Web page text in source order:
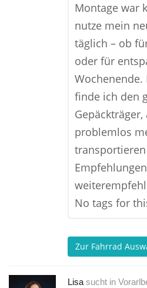
Montage war
nutze mein
täglich – ob
oder für
Wochenende.
finde ich den
problemlos
No tags for
Zur Fahrrad
Lisa sucht in